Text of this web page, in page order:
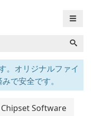
☰
。オリジナルファイ
で安全です。
Software